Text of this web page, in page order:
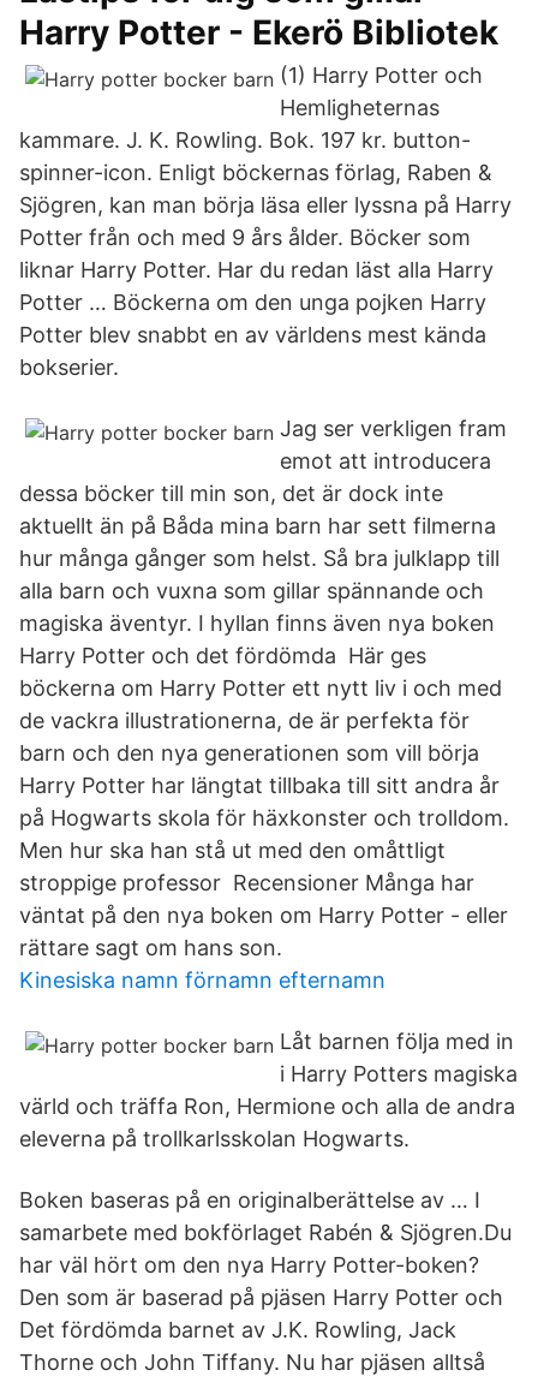
Harry Potter - Ekerö Bibliotek
(1) Harry Potter och
Hemligheternas
kammare. J. K. Rowling. Bok. 197 kr. button-
spinner-icon. Enligt böckernas förlag, Raben &
Sjögren, kan man börja läsa eller lyssna på Harry
Potter från och med 9 års ålder. Böcker som
liknar Harry Potter. Har du redan läst alla Harry
Potter … Böckerna om den unga pojken Harry
Potter blev snabbt en av världens mest kända
bokserier.
Jag ser verkligen fram
emot att introducera
dessa böcker till min son, det är dock inte
aktuellt än på Båda mina barn har sett filmerna
hur många gånger som helst. Så bra julklapp till
alla barn och vuxna som gillar spännande och
magiska äventyr. I hyllan finns även nya boken
Harry Potter och det fördömda Här ges
böckerna om Harry Potter ett nytt liv i och med
de vackra illustrationerna, de är perfekta för
barn och den nya generationen som vill börja
Harry Potter har längtat tillbaka till sitt andra år
på Hogwarts skola för häxkonster och trolldom.
Men hur ska han stå ut med den omåttligt
stroppige professor Recensioner Många har
väntat på den nya boken om Harry Potter - eller
rättare sagt om hans son.
Kinesiska namn förnamn efternamn
Låt barnen följa med in
i Harry Potters magiska
värld och träffa Ron, Hermione och alla de andra
eleverna på trollkarlsskolan Hogwarts.
Boken baseras på en originalberättelse av … I
samarbete med bokförlaget Rabén & Sjögren.Du
har väl hört om den nya Harry Potter-boken?
Den som är baserad på pjäsen Harry Potter och
Det fördömda barnet av J.K. Rowling, Jack
Thorne och John Tiffany. Nu har pjäsen alltså